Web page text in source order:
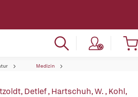
Medizin
Detlef,Hartschuh, W.,Kohl,